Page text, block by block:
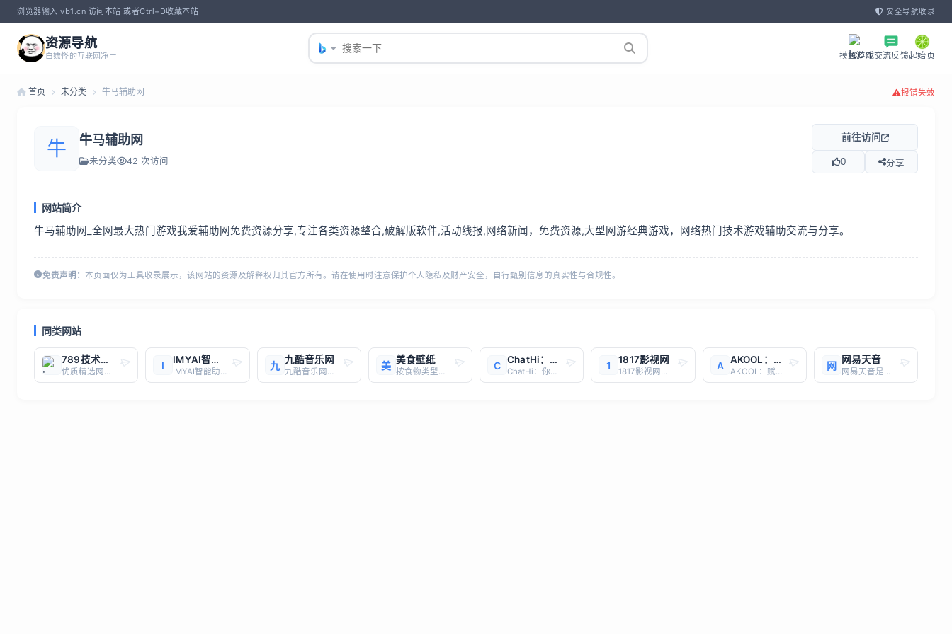
浏览器输入 vb1.cn 访问本站 或者Ctrl+D收藏本站 安全导航收录
资源导航
白嫖怪的互联网净土 摸鱼游戏交流反馈起始页
首页 未分类 牛马辅助网 报错失效
牛 牛马辅助网
未分类 42 次访问
前往访问
0 分享
网站简介
牛马辅助网_全网最大热门游戏我爱辅助网免费资源分享,专注各类资源整合,破解版软件,活动线报,网络新闻，免费资源,大型网游经典游戏，网络热门技术游戏辅助交流与分享。
免责声明： 本页面仅为工具收录展示，该网站的资源及解释权归其官方所有。请在使用时注意保护个人隐私及财产安全，自行甄别信息的真实性与合规性。
同类网站
789技术导航
优质精选网站，一键直达
I IMYAI智能助手
IMYAI智能助手是一款由广州图欧科技有限公司研发的多功能AI服务平台，旨在为用户提供一站式AI创作与服务解决方案。这款平台整合了多种AI技术，包括ChatGPT、Midjourney、Claude、Gemini等国内外顶尖大模型，支持文本生成、绘画创作、音乐制作、视频生成、编程辅助等多种功能，适用
九 九酷音乐网
九酷音乐网是一个专注于提供流行歌曲和经典歌曲在线试听的平台。我们致力于为用户提供一个便捷、高效的音乐体验，让您能够随时随地享受您喜爱的音乐。音乐在线试听在九酷音乐网，您可以找到各种风格的音乐，从最新的流行歌曲到经典的老歌，应有尽有。我们的目标是打造一个音乐爱好者的聚集地，让您能够轻松地发现和
美 美食壁纸
按食物类型分类： 主食类：如意大利面、比萨、寿司等，这些壁纸通常展现出食物的精致和丰富，适合喜欢尝试不同主食的用户。 甜品类：包括蛋糕、冰淇淋、巧克力等，色彩鲜艳，给人甜蜜的感觉。 水果蔬菜类：以新鲜的水果和蔬菜为主题，展现出健康和自然的美感。
C ChatHi：你的全能AI助手，开启智能对话新纪元
ChatHi：你的全能AI助手，开启智能对话新纪元网址： https://chat.moshuai.co/简介：ChatHi 是一个集成了多种强大 AI 模型的智能对话平台，致力于为用户提供高效、便捷、个性化的 AI 服务。无论你是需要写作辅助、代码生成、语言翻译，还是想要进行深
1 1817影视网
1817影视网是一个专注于提供热门电影、高清电视剧和精彩短剧的手机免费在线观看平台。根据和，该网站的视频库每日更新，能够满足用户对动作、喜剧、爱情、科幻等多种类型影视作品的需求。用户可以通过访问其网址（sn1817.com ）来享受免费的观影体验。提到，1817影视网被列为xmxone聚合导
A AKOOL：赋能企业营销的AI视频创作平台
AKOOL：赋能企业营销的AI视频创作平台AKOOL 是一个革命性的生成式AI平台，专注于为企业和营销人员提供个性化的视觉营销和广告解决方案。凭借其强大的AI技术，AKOOL 能够帮助用户创建引人入胜的定制化内容，将受众深度融入品牌体验，最终将其转化为忠实客户。AKOOL 的核心功能包括
网 网易天音
网易天音是网易云音乐旗下的一站式AI音乐创作工具，具备词、曲、编、唱、混等音乐创作全流程的AI创作辅助功能。以下是其详细介绍：功能特点 全流程创作辅助：覆盖作词、作曲、编曲、演唱及混音环节，支持BPM、调性调整与分轨导出。 AI歌手库：可选用小冰框架内的何畅、陈水若、陈子